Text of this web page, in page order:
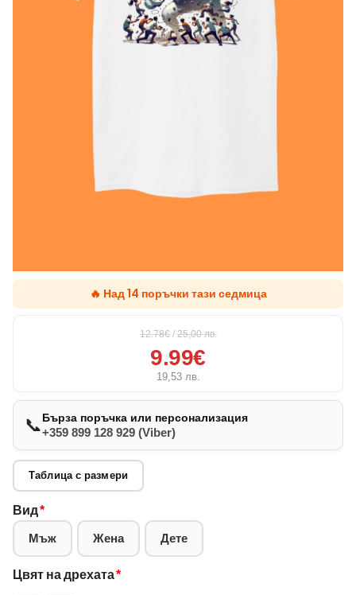
🔥 Над 14 поръчки тази седмица
12.78€ / 25,00лв.
9.99€
19,53 лв.
📞Бърза поръчка или персонализация
+359 899 128 929 (Viber)
Таблица с размери
Вид*
Мъж Жена Дете
Цвят на дрехата*